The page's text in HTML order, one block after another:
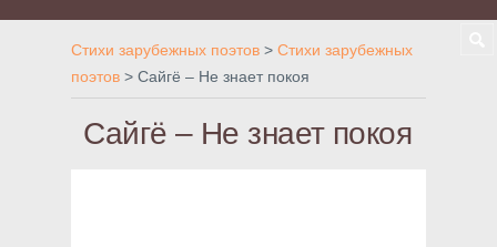
Стихи зарубежных поэтов > Стихи зарубежных
поэтов > Сайгё – Не знает покоя
Сайгё – Не знает покоя